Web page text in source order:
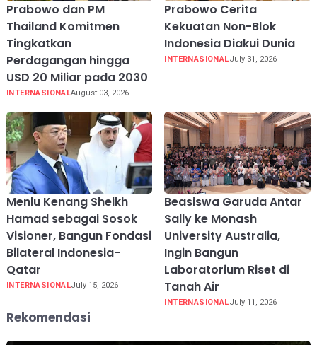
Prabowo dan PM
Thailand Komitmen
Tingkatkan
Perdagangan hingga
USD 20 Miliar pada 2030
INTERNASIONALAugust 03, 2026
Prabowo Cerita
Kekuatan Non-Blok
Indonesia Diakui Dunia
INTERNASIONALJuly 31, 2026
Menlu Kenang Sheikh
Hamad sebagai Sosok
Visioner, Bangun Fondasi
Bilateral Indonesia-
Qatar
INTERNASIONALJuly 15, 2026
Beasiswa Garuda Antar
Sally ke Monash
University Australia,
Ingin Bangun
Laboratorium Riset di
Tanah Air
INTERNASIONALJuly 11, 2026
Rekomendasi